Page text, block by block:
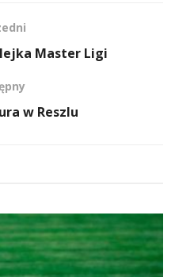
Master Ligi
w Reszlu